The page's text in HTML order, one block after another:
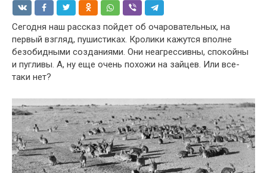
Сегодня наш рассказ пойдет об очаровательных, на
первый взгляд, пушистиках. Кролики кажутся вполне
безобидными созданиями. Они неагрессивны, спокойны
и пугливы. А, ну еще очень похожи на зайцев. Или все-
таки нет?